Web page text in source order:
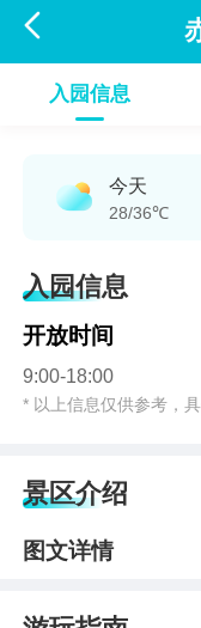

入园信息
今天
28/36℃
入园信息
开放时间
9:00-18:00
* 以上信息仅供参考，
景区介绍
图文详情